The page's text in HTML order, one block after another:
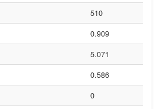
510
0.909
5.071
0.586
0